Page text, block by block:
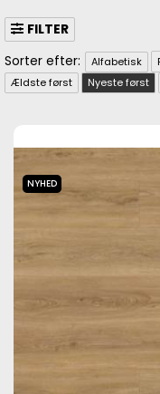
FILTER
Alfabetisk
Ældste først
Nyeste først
NYHED